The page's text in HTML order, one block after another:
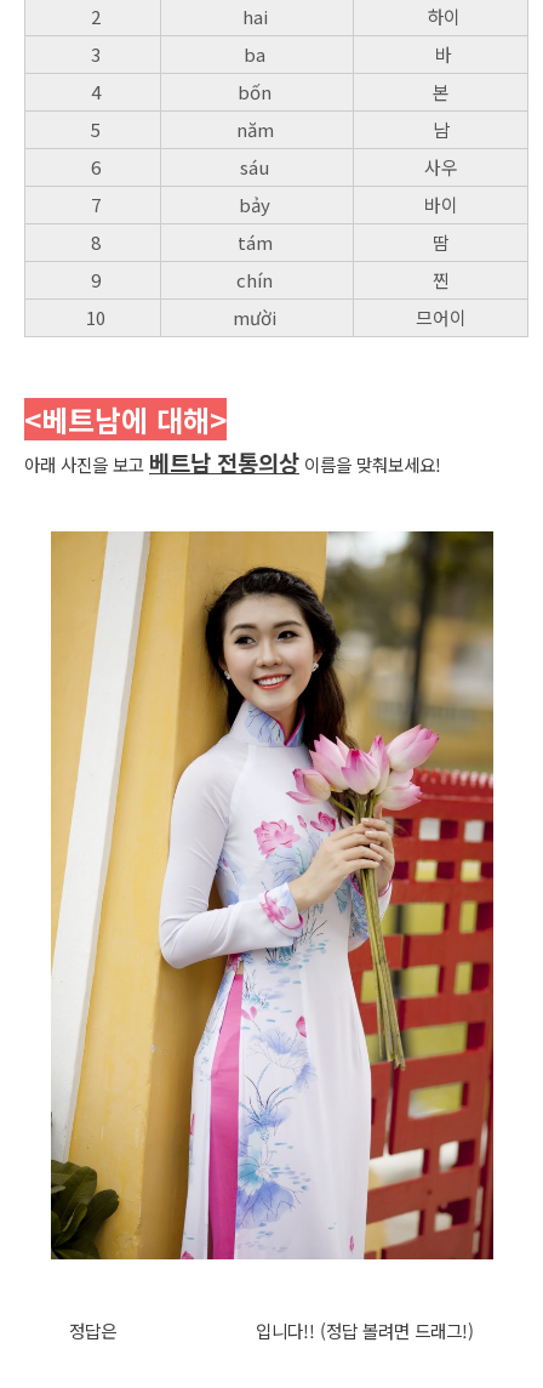
2 hai
하이
3
ba
바
4
bốn
본
5
năm
남
6
sáu
사우
7
bảy
바이
8
tám
땀
9
chín
찐
10
mười 므어이
<베트남에 대해>
아래 사진을 보고 베트남 전통의상 이름을 맞춰보세요!
정답은 입니다!! (정답 볼려면 드래그!)